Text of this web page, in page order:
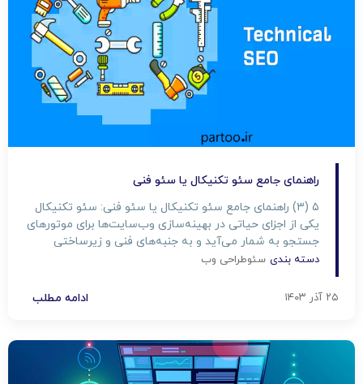
راهنمای جامع سئو تکنیکال یا سئو فنی
۵ (۳) راهنمای جامع سئو تکنیکال یا سئو فنی: سئو تکنیکال
یکی از اجزای حیاتی در بهینه‌سازی وب‌سایت‌ها برای موتورهای
جستجو به شمار می‌آید و به جنبه‌های فنی و زیرساختی
سایت مرتبط است. در این مقاله که به صورت اختصاصی
اصول، ابزارها و نکات کلیدی […]
دسته بندی سئوطراحی وب
۲۵ آذر ۱۴۰۳ ادامه مطلب